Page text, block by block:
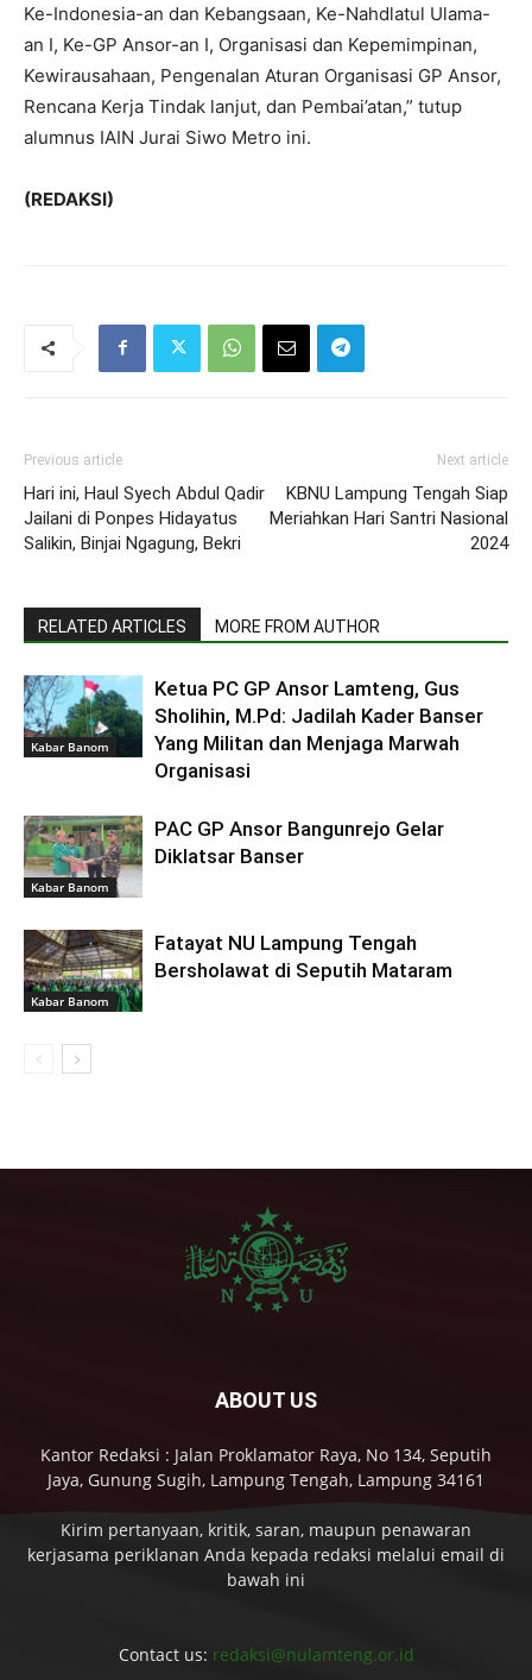
Ke-Indonesia-an dan Kebangsaan, Ke-Nahdlatul Ulama-
an I, Ke-GP Ansor-an I, Organisasi dan Kepemimpinan,
Kewirausahaan, Pengenalan Aturan Organisasi GP Ansor,
Rencana Kerja Tindak lanjut, dan Pembai’atan,” tutup
alumnus IAIN Jurai Siwo Metro ini.
(REDAKSI)
Previous article
Hari ini, Haul Syech Abdul Qadir
Jailani di Ponpes Hidayatus
Salikin, Binjai Ngagung, Bekri
Next article
KBNU Lampung Tengah Siap
Meriahkan Hari Santri Nasional
2024
RELATED ARTICLES MORE FROM AUTHOR
Kabar Banom
Ketua PC GP Ansor Lamteng, Gus
Sholihin, M.Pd: Jadilah Kader Banser
Yang Militan dan Menjaga Marwah
Organisasi
Kabar Banom
PAC GP Ansor Bangunrejo Gelar
Diklatsar Banser
Kabar Banom
Fatayat NU Lampung Tengah
Bersholawat di Seputih Mataram
ABOUT US
Kantor Redaksi : Jalan Proklamator Raya, No 134, Seputih
Jaya, Gunung Sugih, Lampung Tengah, Lampung 34161
Kirim pertanyaan, kritik, saran, maupun penawaran
kerjasama periklanan Anda kepada redaksi melalui email di
bawah ini
Contact us: redaksi@nulamteng.or.id